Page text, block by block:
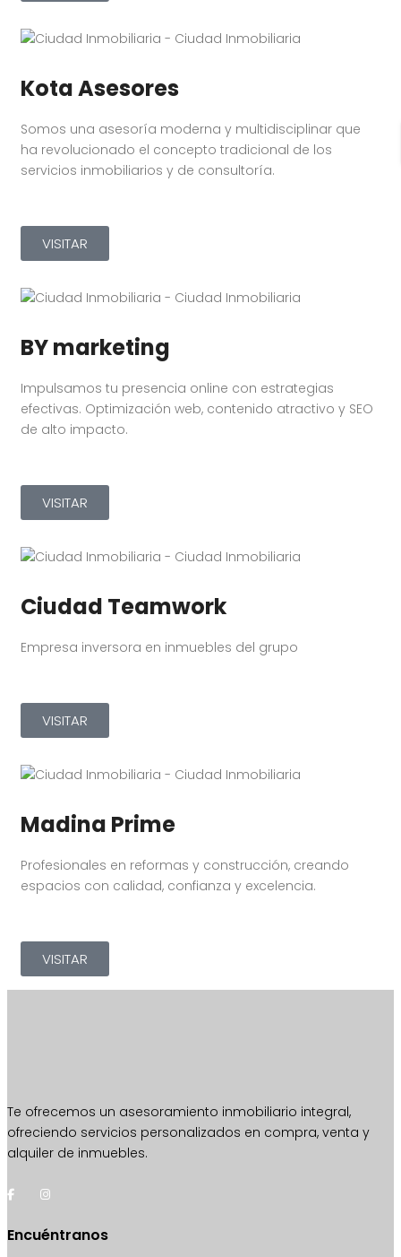
Kota Asesores
Somos una asesoría moderna y multidisciplinar que
ha revolucionado el concepto tradicional de los
servicios inmobiliarios y de consultoría.
VISITAR
BY marketing
Impulsamos tu presencia online con estrategias
efectivas. Optimización web, contenido atractivo y SEO
de alto impacto.
VISITAR
Ciudad Teamwork
Empresa inversora en inmuebles del grupo
VISITAR
Madina Prime
Profesionales en reformas y construcción, creando
espacios con calidad, confianza y excelencia.
VISITAR
Te ofrecemos un asesoramiento inmobiliario integral,
ofreciendo servicios personalizados en compra, venta y
alquiler de inmuebles.
Encuéntranos